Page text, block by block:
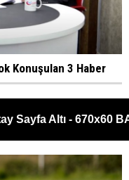
Konuşulan 3 Haber
Sayfa Altı - 670x60